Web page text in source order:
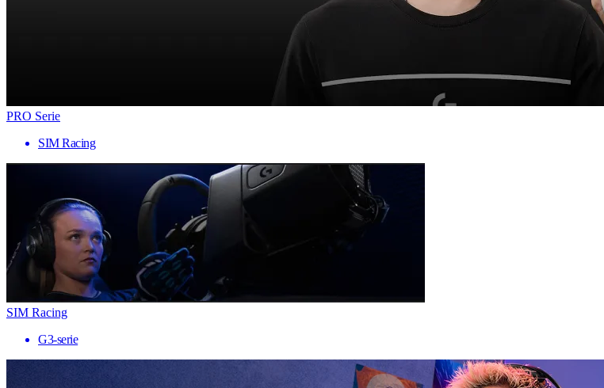
PRO Serie
SIM Racing
SIM Racing
G3-serie